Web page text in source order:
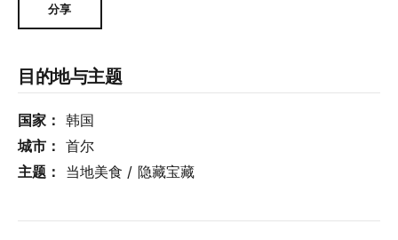
分享
目的地与主题
国家： 韩国
城市： 首尔
主题：
当地美食 / 隐藏宝藏